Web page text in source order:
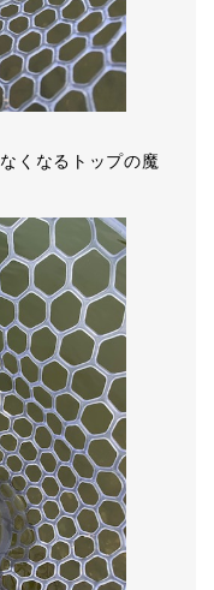
くなるトップの魔